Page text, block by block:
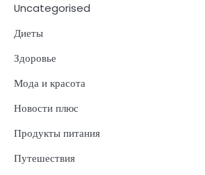
Uncategorised
Диеты
Здоровье
Мода и красота
Новости плюс
Продукты питания
Путешествия